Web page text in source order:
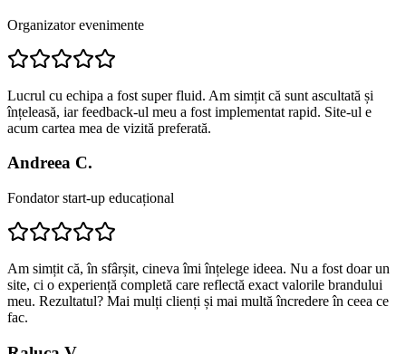
Organizator evenimente
Lucrul cu echipa a fost super fluid. Am simțit că sunt ascultată și
înțeleasă, iar feedback-ul meu a fost implementat rapid. Site-ul e
acum cartea mea de vizită preferată.
Andreea C.
Fondator start-up educațional
Am simțit că, în sfârșit, cineva îmi înțelege ideea. Nu a fost doar un
site, ci o experiență completă care reflectă exact valorile brandului
meu. Rezultatul? Mai mulți clienți și mai multă încredere în ceea ce
fac.